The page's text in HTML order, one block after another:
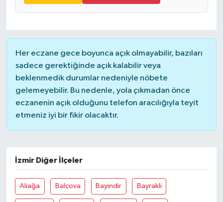
Her eczane gece boyunca açık olmayabilir, bazıları
sadece gerektiğinde açık kalabilir veya
beklenmedik durumlar nedeniyle nöbete
gelemeyebilir. Bu nedenle, yola çıkmadan önce
eczanenin açık olduğunu telefon aracılığıyla teyit
etmeniz iyi bir fikir olacaktır.
İzmir Diğer İlçeler
Aliağa Balçova Bayindir Bayrakli
Burdur Müftülüğü
Bursa Müftülüğü
Çanakkale Müftülüğü
Çorum Müftülüğü
Denizli Müftülüğü
Ekonomi
Duyurular
Podcast
Biyografiler
Diyanet TV